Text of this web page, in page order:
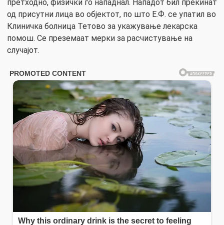
претходно, физички го нападнал. Нападот бил прекинат
од присутни лица во објектот, по што Е.Ф. се упатил во
Клиничка болница Тетово за укажување лекарска
помош. Се преземаат мерки за расчистување на
случајот.